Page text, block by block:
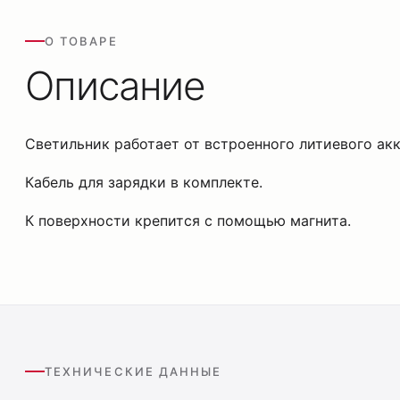
О ТОВАРЕ
Описание
Светильник работает от встроенного литиевого
Кабель для зарядки в комплекте.
К поверхности крепится с помощью магнита.
ТЕХНИЧЕСКИЕ ДАННЫЕ